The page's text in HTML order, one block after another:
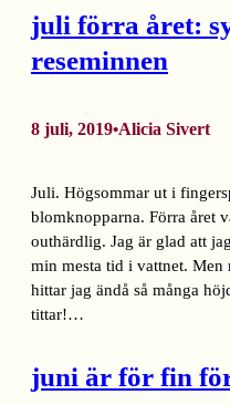
juli förra året:
reseminnen
8 juli, 2019•Alicia Sivert
Juli. Högsommar ut i
blomknopparna. Förra året
outhärdlig. Jag är glad att
min mesta tid i vattnet. Men
hittar jag ändå så många
tittar!…
juni är för fin